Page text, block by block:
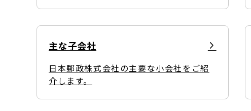
主な子会社
日本郵政株式会社の主要な小会社をご紹
介します。